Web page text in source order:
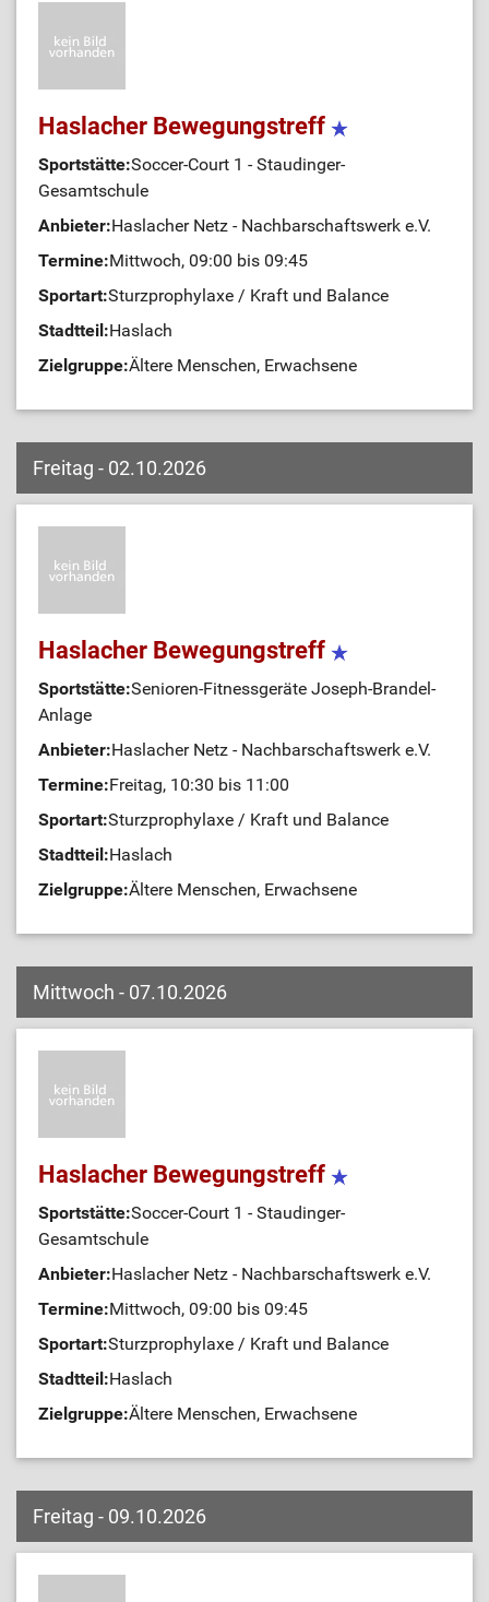
Haslacher Bewegungstreff
Sportstätte:Soccer-Court 1 - Staudinger-
Gesamtschule
Anbieter:Haslacher Netz - Nachbarschaftswerk e.V.
Termine:Mittwoch, 09:00 bis 09:45
Sportart:Sturzprophylaxe / Kraft und Balance
Stadtteil:Haslach
Zielgruppe:Ältere Menschen, Erwachsene
Freitag - 02.10.2026
Haslacher Bewegungstreff
Sportstätte:Senioren-Fitnessgeräte Joseph-Brandel-
Anlage
Anbieter:Haslacher Netz - Nachbarschaftswerk e.V.
Termine:Freitag, 10:30 bis 11:00
Sportart:Sturzprophylaxe / Kraft und Balance
Stadtteil:Haslach
Zielgruppe:Ältere Menschen, Erwachsene
Mittwoch - 07.10.2026
Haslacher Bewegungstreff
Sportstätte:Soccer-Court 1 - Staudinger-
Gesamtschule
Anbieter:Haslacher Netz - Nachbarschaftswerk e.V.
Termine:Mittwoch, 09:00 bis 09:45
Sportart:Sturzprophylaxe / Kraft und Balance
Stadtteil:Haslach
Zielgruppe:Ältere Menschen, Erwachsene
Freitag - 09.10.2026